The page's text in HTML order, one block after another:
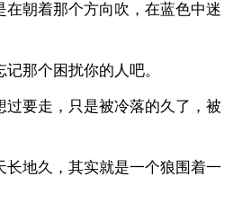
在朝着那个方向吹，在蓝色中迷
那个困扰你的人吧。
过要走，只是被冷落的久了，被
长地久，其实就是一个狼围着一